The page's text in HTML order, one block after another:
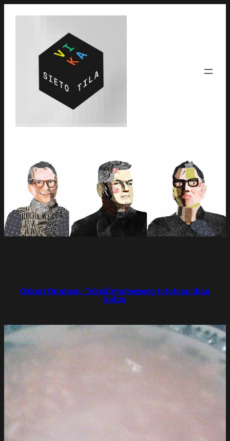
Oskari Onninen: Tekoäly­taiteeseen totutaan ihan
kohta